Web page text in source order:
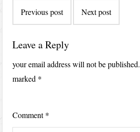
navigation
Previous post Next post
Leave a Reply
your email address will not be published.
marked *
Comment*